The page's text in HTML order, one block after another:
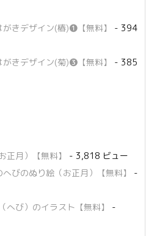
きデザイン(椿)❶【無料】
- 394
きデザイン(菊)❸【無料】
- 385
正月）【無料】
- 3,818 ビュー
びのぬり絵（お正月）【無料】
-
へび）のイラスト【無料】
-